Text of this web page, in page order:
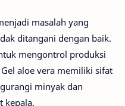
masalah yang
ditangani dengan baik.
mengontrol produksi
aloe vera memiliki sifat
minyak dan
kepala.